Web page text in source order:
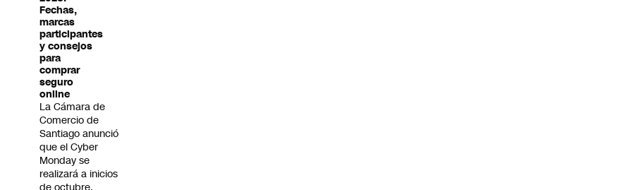
Fechas,
marcas
participantes
y consejos
para
comprar
seguro
online
La Cámara de
Comercio de
Santiago anunció
que el Cyber
Monday se
realizará a inicios